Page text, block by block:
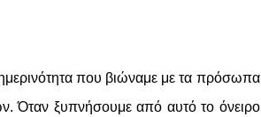
που βιώναμε με τα πρόσωπα
Όταν ξυπνήσουμε από αυτό το όνειρο